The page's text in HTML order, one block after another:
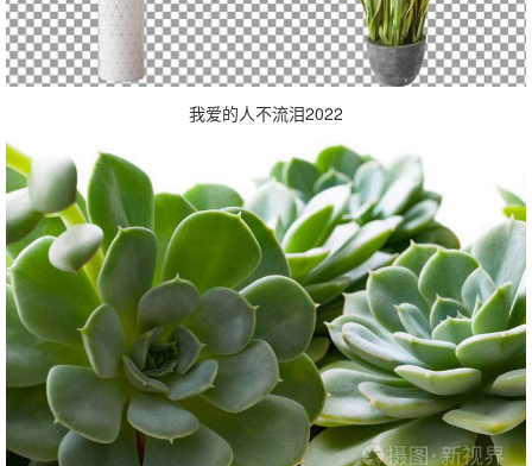
我爱的人不流泪2022